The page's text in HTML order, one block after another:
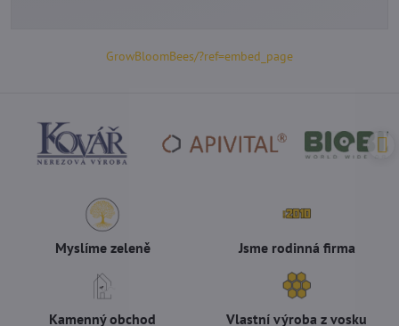
GrowBloomBees/?ref=embed_page
Myslíme zeleně Jsme rodinná firma
Kamenný obchod Vlastní výroba z vosku